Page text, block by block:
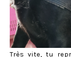
Très vite, tu